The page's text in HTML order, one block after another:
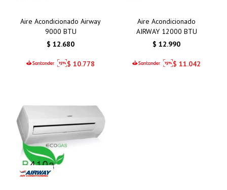
Aire Acondicionado Airway
9000 BTU
$ 12.680
$ 10.778
Aire Acondicionado
AIRWAY 12000 BTU
$ 12.990
$ 11.042